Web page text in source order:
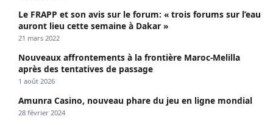
Le FRAPP et son avis sur le forum: « trois forums sur l’eau
auront lieu cette semaine à Dakar »
21 mars 2022
Nouveaux affrontements à la frontière Maroc-Melilla
après des tentatives de passage
1 août 2026
Amunra Casino, nouveau phare du jeu en ligne mondial
28 février 2024